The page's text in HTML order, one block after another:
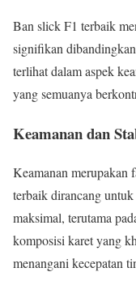
Ban slick F1 terbaik
signifikan
terlihat dalam aspek
yang semuanya
Keamanan dan
Keamanan merupakan
terbaik dirancang
maksimal, terutama
komposisi karet yang
menangani kecepatan